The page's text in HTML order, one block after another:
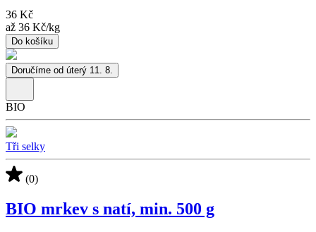
36 Kč
až 36 Kč/kg
Do košíku
Doručíme od úterý 11. 8.
BIO
Tři selky
(0)
BIO mrkev s natí, min. 500 g